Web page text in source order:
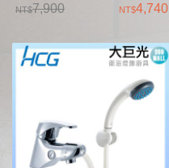
7,900
4,740